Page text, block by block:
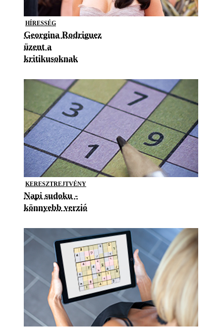
HÍRESSÉG
Georgina Rodriguez
üzent a
kritikusoknak
KERESZTREJTVÉNY
Napi sudoku -
könnyebb verzió